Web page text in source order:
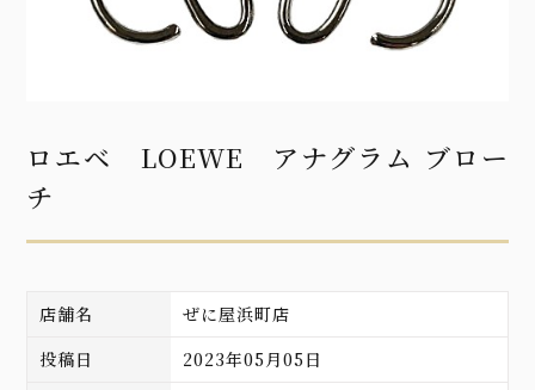
ロエベ LOEWE アナグラム ブロー
チ
店舗名
ぜに屋浜町店
投稿日
2023年05月05日